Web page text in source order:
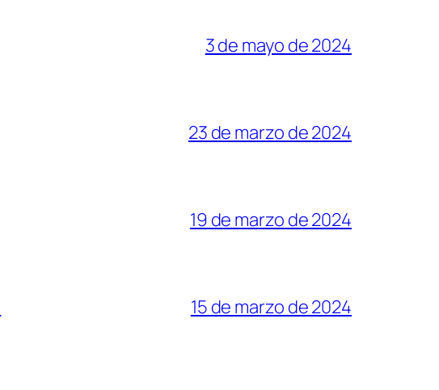
3 de mayo de 2024
23 de marzo de 2024
19 de marzo de 2024
15 de marzo de 2024